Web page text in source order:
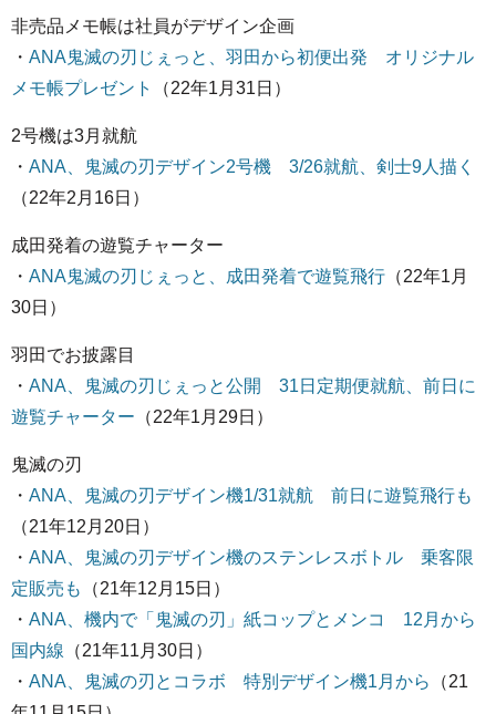
非売品メモ帳は社員がデザイン企画
・ ANA鬼滅の刃じぇっと、羽田から初便出発 オリジナル
メモ帳プレゼント
（22年1月31日）
2号機は3月就航
・ ANA、鬼滅の刃デザイン2号機 3/26就航、剣士9人描く
（22年2月16日）
成田発着の遊覧チャーター
・ ANA鬼滅の刃じぇっと、成田発着で遊覧飛行 （22年1月
30日）
羽田でお披露目
・ ANA、鬼滅の刃じぇっと公開 31日定期便就航、前日に
遊覧チャーター （22年1月29日）
鬼滅の刃
・ ANA、鬼滅の刃デザイン機1/31就航 前日に遊覧飛行も
（21年12月20日）
・ ANA、鬼滅の刃デザイン機のステンレスボトル 乗客限
定販売も
（21年12月15日）
・ ANA、機内で「鬼滅の刃」紙コップとメンコ 12月から
国内線 （21年11月30日）
・ ANA、鬼滅の刃とコラボ 特別デザイン機1月から
（21